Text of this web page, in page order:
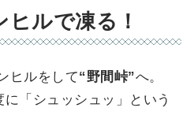
ルで凍る！
ヒルをして“野間峠”へ。
「シュッシュッ」という